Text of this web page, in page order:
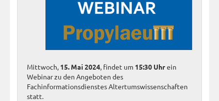
Mittwoch, 15. Mai 2024, findet um 15:30 Uhrein
Webinar zu den Angeboten des
Fachinformationsdienstes Altertumswissenschaften
statt.